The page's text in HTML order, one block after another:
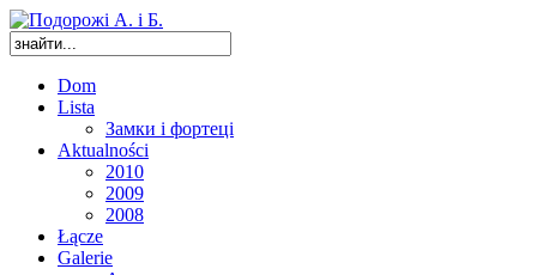
Dom
Lista
Замки і фортеці
Aktualności
2010
2009
2008
Łącze
Galerie